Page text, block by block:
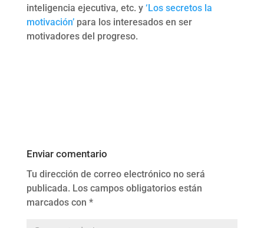
inteligencia ejecutiva, etc. y ‘Los secretos la
motivación’para los interesados en ser
motivadores del progreso.
Enviar comentario
Tu dirección de correo electrónico no será
publicada. Los campos obligatorios están
marcados con *